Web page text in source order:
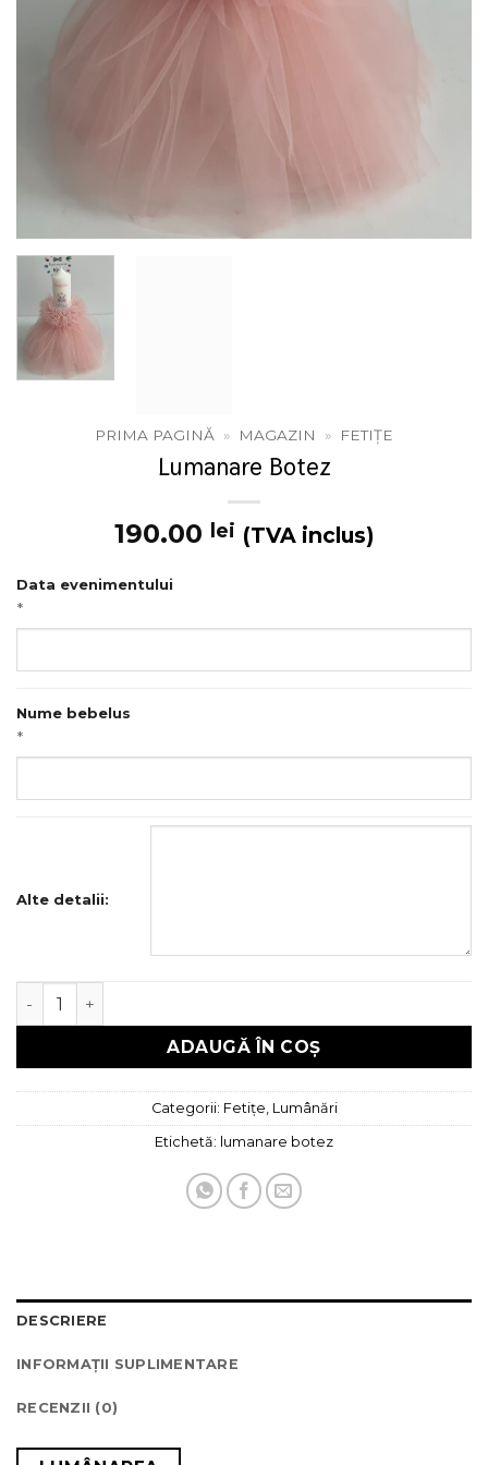
PRIMA PAGINĂ » MAGAZIN » FETIȚE
Lumanare Botez
190.00 lei (TVA inclus)
Data evenimentului
*
Nume bebelus
*
Alte detalii:
Cantitate Lumanare Botez
ADAUGĂ ÎN COȘ
Categorii: Fetițe, Lumânări
Etichetă: lumanare botez
DESCRIERE
INFORMAȚII SUPLIMENTARE
RECENZII (0)